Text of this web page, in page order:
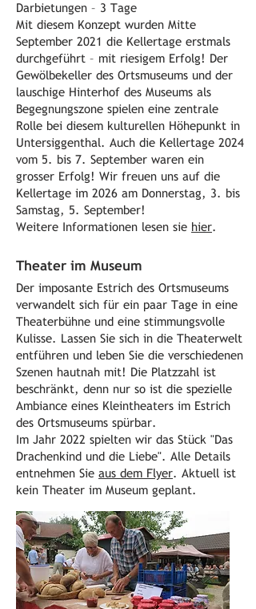
Darbietungen – 3 Tage
Mit diesem Konzept wurden Mitte
September 2021 die Kellertage erstmals
durchgeführt – mit riesigem Erfolg! Der
Gewölbekeller des Ortsmuseums und der
lauschige Hinterhof des Museums als
Begegnungszone spielen eine zentrale
Rolle bei diesem kulturellen Höhepunkt in
Untersiggenthal. Auch die Kellertage 2024
vom 5. bis 7. September waren ein
grosser Erfolg! Wir freuen uns auf die
Kellertage im 2026 am Donnerstag, 3. bis
Samstag, 5. September!
Weitere Informationen lesen sie hier.
Theater im Museum
Der imposante Estrich des Ortsmuseums
verwandelt sich für ein paar Tage in eine
Theaterbühne und eine stimmungsvolle
Kulisse. Lassen Sie sich in die Theaterwelt
entführen und leben Sie die verschiedenen
Szenen hautnah mit! Die Platzzahl ist
beschränkt, denn nur so ist die spezielle
Ambiance eines Kleintheaters im Estrich
des Ortsmuseums spürbar.
Im Jahr 2022 spielten wir das Stück "Das
Drachenkind und die Liebe". Alle Details
entnehmen Sie aus dem Flyer. Aktuell ist
kein Theater im Museum geplant.